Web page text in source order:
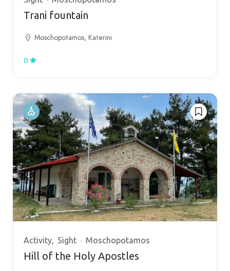
Trani fountain
Moschopotamos, Katerini
0
Activity Sight Moschopotamos
Hill of the Holy Apostles